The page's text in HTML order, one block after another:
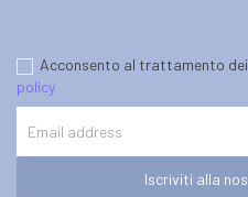
Acconsento al trattamento
policy
Iscriviti alla